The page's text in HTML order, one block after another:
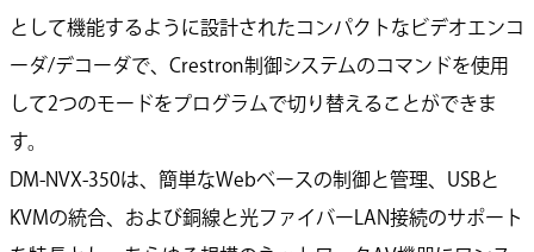
として機能するように設計されたコンパクトなビデオエンコ
ーダ/デコーダで、Crestron制御システムのコマンドを使用
して2つのモードをプログラムで切り替えることができま
す。
DM-NVX-350は、簡単なWebベースの制御と管理、USBと
KVMの統合、および銅線と光ファイバーLAN接続のサポート